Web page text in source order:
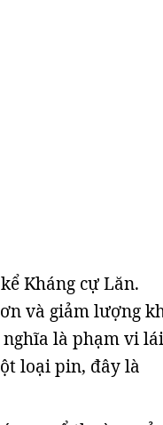
Kháng cự Lăn.
và giảm lượng
là phạm vi lái
loại pin, đây là